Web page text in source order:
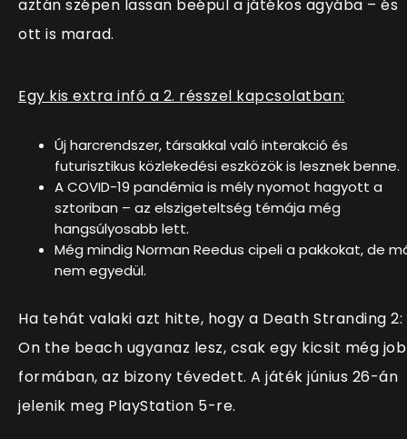
aztán szépen lassan beépül a játékos agyába – és
ott is marad.
Egy kis extra infó a 2. résszel kapcsolatban:
Új harcrendszer, társakkal való interakció és
futurisztikus közlekedési eszközök is lesznek benne.
A COVID-19 pandémia is mély nyomot hagyott a
sztoriban – az elszigeteltség témája még
hangsúlyosabb lett.
Még mindig Norman Reedus cipeli a pakkokat, de
nem egyedül.
Ha tehát valaki azt hitte, hogy a Death Stranding 2:
On the beach ugyanaz lesz, csak egy kicsit még
formában, az bizony tévedett. A játék június 26-án
jelenik meg PlayStation 5-re.